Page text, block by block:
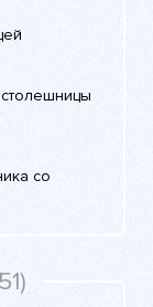
со